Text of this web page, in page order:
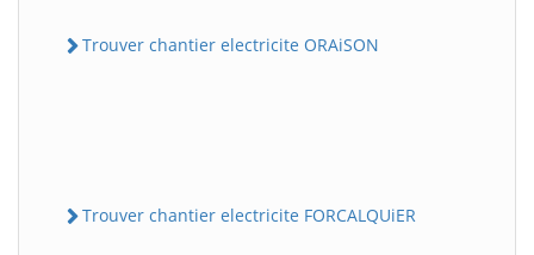
Trouver chantier electricite ORAiSON
Trouver chantier electricite FORCALQUiER